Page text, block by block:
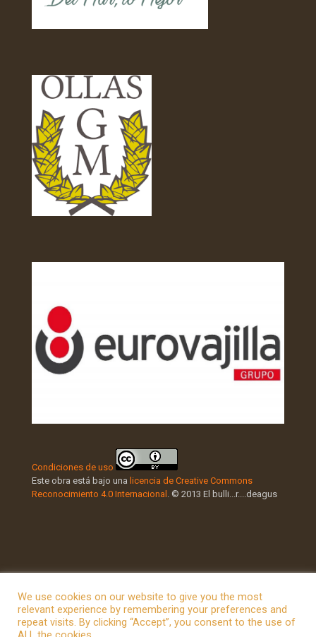
Condiciones de uso
Este obra está bajo una licencia de Creative Commons
Reconocimiento 4.0 Internacional . © 2013 El bulli...r....deagus
© 2026 Betheme by Muffin group
We use cookies on our website to give you the most
relevant experience by remembering your preferences and
repeat visits. By clicking “Accept”, you consent to the use of